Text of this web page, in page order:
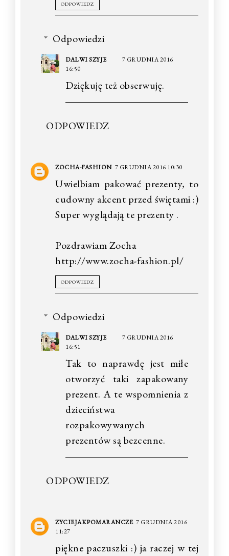
ODPOWIEDZ
Odpowiedzi
DALWI SZYJE
7 GRUDNIA 2016
16:50
Dziękuję też obserwuję.
ODPOWIEDZ
ZOCHA-FASHION 7 GRUDNIA 2016 10:30
Uwielbiam pakować prezenty, to
cudowny akcent przed świętami :)
Super wyglądają te prezenty .
Pozdrawiam Zocha
http://www.zocha-fashion.pl/
ODPOWIEDZ
Odpowiedzi
DALWI SZYJE
7 GRUDNIA 2016
16:51
Tak to naprawdę jest miłe
otworzyć taki zapakowany
prezent. A te wspomnienia z
dzieciństwa
rozpakowywanych
prezentów są bezcenne.
ODPOWIEDZ
ZYCIEJAKPOMARANCZE 7 GRUDNIA 2016
11:27
piękne paczuszki :) ja raczej w tej